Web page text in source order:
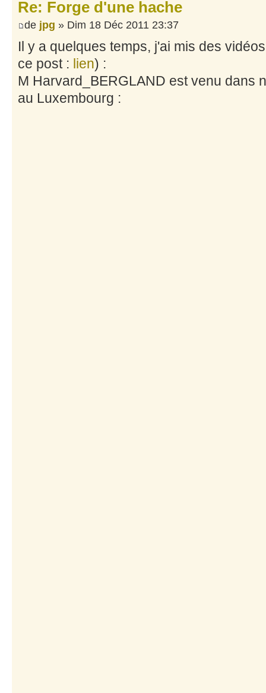
Re: Forge d'une hache
de jpg » Dim 18 Déc 2011 23:37
Il y a quelques temps, j'ai mis des
ce post : lien) :
M Harvard_BERGLAND est venu dans
au Luxembourg :